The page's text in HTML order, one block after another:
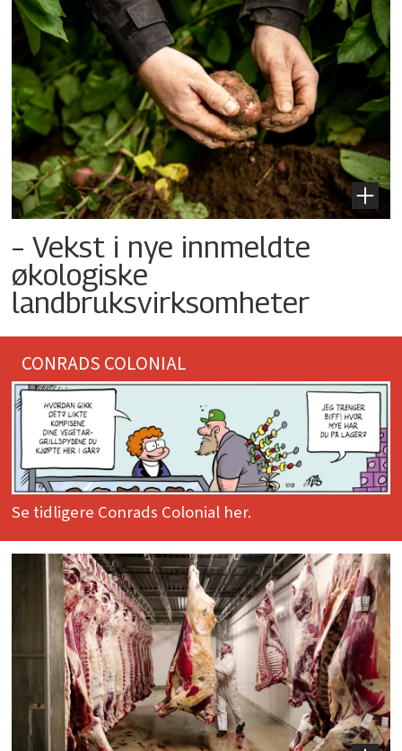
– Vekst i nye innmeldte
økologiske
landbruksvirksomheter
CONRADS COLONIAL
Se tidligere Conrads Colonial her.